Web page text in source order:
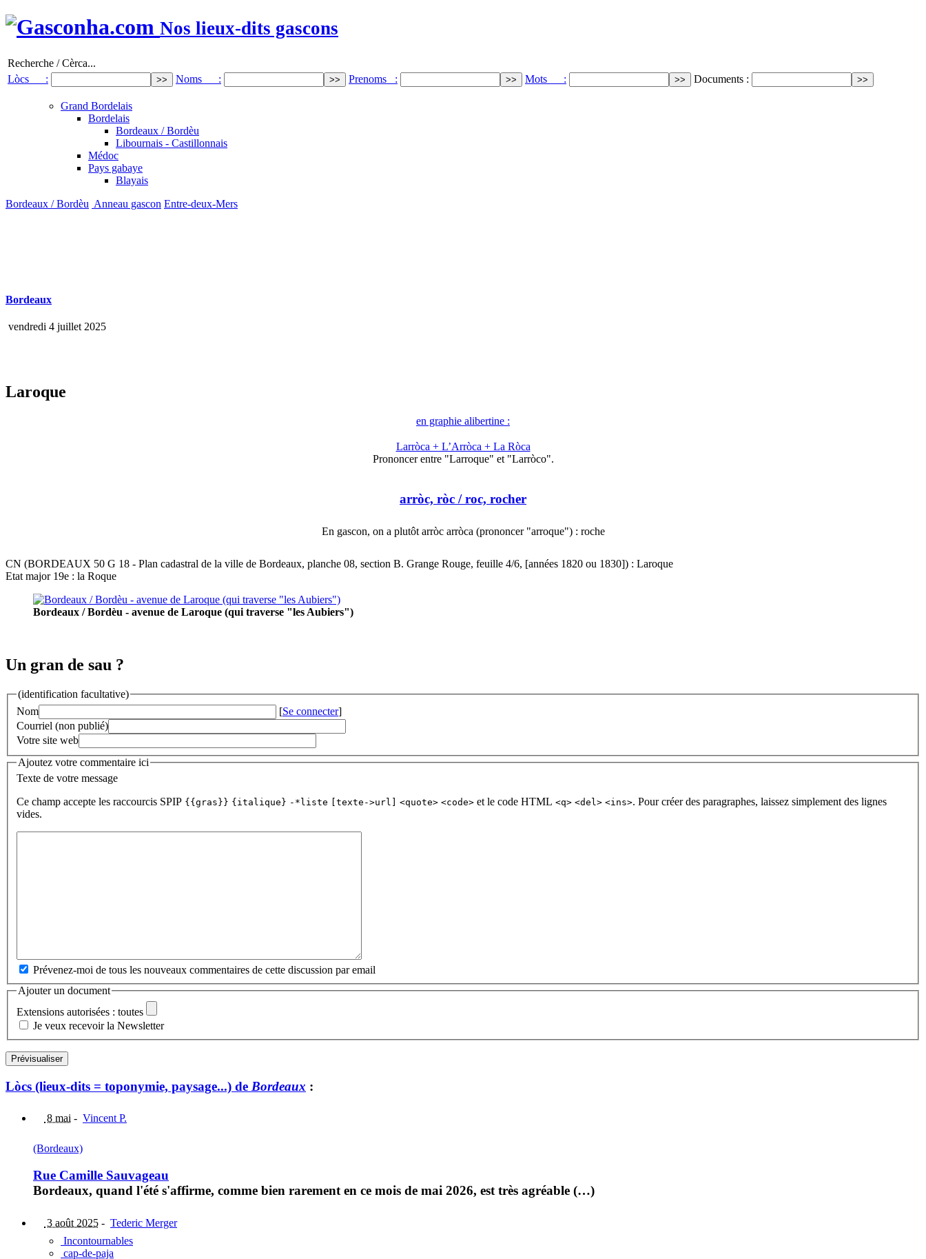
Nos lieux-dits gascons
Recherche / Cèrca...
Lòcs :
Noms : Prenoms : Mots : Documents :
Grand Bordelais
Bordelais
Bordeaux / Bordèu
Libournais - Castillonnais
Médoc
Pays gabaye
Blayais
Bordeaux / Bordèu Anneau gascon Entre-deux-Mers
Bordeaux
vendredi 4 juillet 2025
Laroque
en graphie alibertine :
Larròca + L’Arròca + La Ròca
Prononcer entre "Larroque" et "Larròco".
arròc, ròc / roc, rocher
En gascon, on a plutôt arròc arròca (prononcer "arroque") : roche
CN (BORDEAUX 50 G 18 - Plan cadastral de la ville de Bordeaux, planche 08, section B. Grange Rouge, feuille 4/6, [années 1820 ou 1830]) : Laroque
Etat major 19e : la Roque
Bordeaux / Bordèu - avenue de Laroque (qui traverse "les Aubiers")
Un gran de sau ?
(identification facultative)
Nom
[Se connecter]
Courriel (non publié)
Votre site web
Ajoutez votre commentaire ici
Texte de votre message
Ce champ accepte les raccourcis SPIP {{gras}} {italique} -*liste [texte->url] <quote> <code> et le code HTML <q> <del> <ins>. Pour créer des paragraphes, laissez simplement des lignes
vides.
Prévenez-moi de tous les nouveaux commentaires de cette discussion par email
Ajouter un document
Extensions autorisées : toutes
Je veux recevoir la Newsletter
Lòcs (lieux-dits = toponymie, paysage...) de Bordeaux :
8 mai - Vincent P.
(Bordeaux)
Rue Camille Sauvageau
Bordeaux, quand l'été s'affirme, comme bien rarement en ce mois de mai 2026, est très agréable (…)
3 août 2025 - Tederic Merger
Incontournables
cap-de-paja